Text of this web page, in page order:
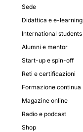
Sede
Didattica e e-learning
International students
Alumni e mentor
Start-up e spin-off
Reti e certificazioni
Formazione continua
Magazine online
Radio e podcast
Shop